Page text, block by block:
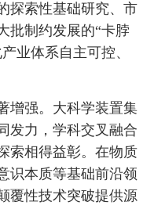
探索性基础研究、市
批制约发展的“卡脖
业体系自主可控、
强。大科学装置集
发力，学科交叉融合
索相得益彰。在物质
识本质等基础前沿领
覆性技术突破提供源